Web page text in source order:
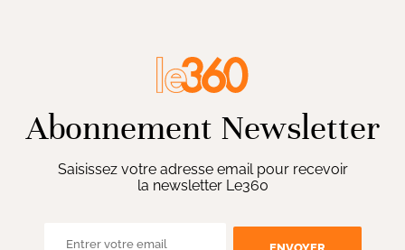
Abonnement Newsletter
Saisissez votre adresse email pour recevoir
la newsletter Le360